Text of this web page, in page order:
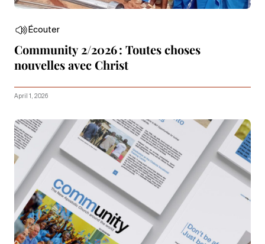
Écouter
Community 2/2026 : Toutes choses
nouvelles avec Christ
April 1, 2026